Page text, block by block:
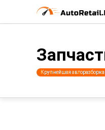
Крупнейшая